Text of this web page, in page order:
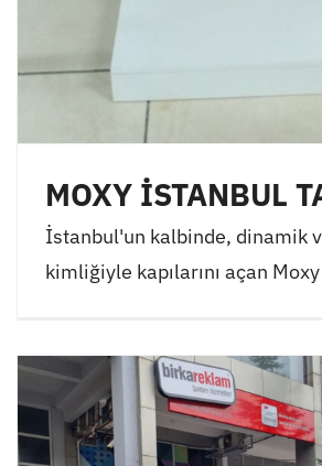
MOXY İSTANBUL
İstanbul'un kalbinde, dinamik
kimliğiyle kapılarını açan